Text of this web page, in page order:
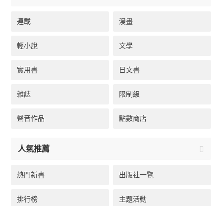
連載 漫畫
輕小說 文學
實用書 日文書
雜誌 限制級
聲音作品 點數商店
人氣推薦
熱門新書 出版社一覽
排行榜 主題活動